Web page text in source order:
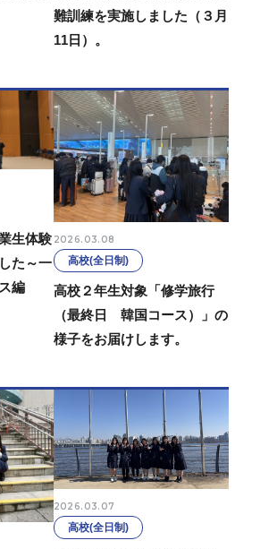
難訓練を実施しました（３月
11日）。
生体験
た～一
編
2026.03.08
高校(全日制)
高校２年生対象「修学旅行
（最終日 韓国コース）」の
様子をお届けします。
2026.03.07
高校(全日制)